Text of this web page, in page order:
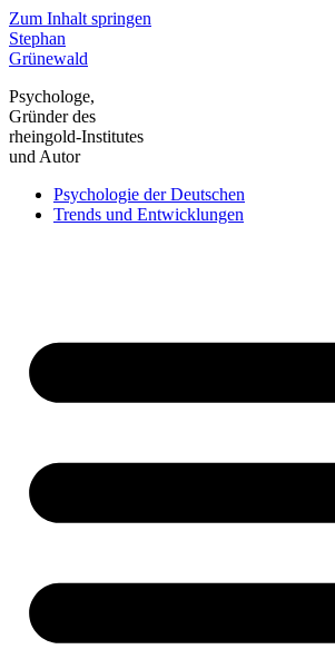
Zum Inhalt springen
Stephan
Grünewald
Psychologe,
Gründer des
rheingold-Institutes
und Autor
Psychologie der Deutschen
Trends und Entwicklungen